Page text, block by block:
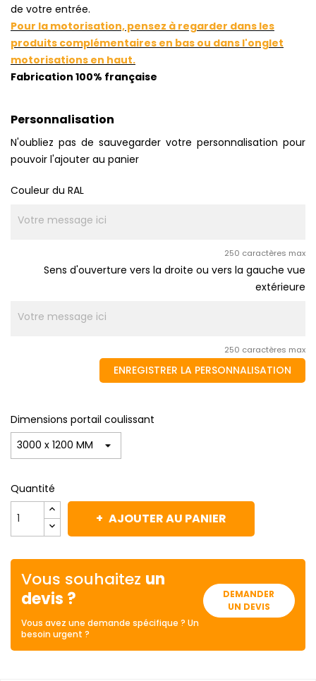
de votre entrée.
Pour la motorisation, pensez à regarder dans les
produits complémentaires en bas ou dans l'onglet
motorisations en haut.
Fabrication 100% française
Personnalisation
N'oubliez pas de sauvegarder votre personnalisation pour
pouvoir l'ajouter au panier
Couleur du RAL
250 caractères max
Sens d'ouverture vers la droite ou vers la gauche vue
extérieure
250 caractères max
ENREGISTRER LA PERSONNALISATION
Dimensions portail coulissant
Quantité
AJOUTER AU PANIER
Vous souhaitez un
devis ?
Vous avez une demande spécifique ? Un
besoin urgent ?
DEMANDER
UN DEVIS